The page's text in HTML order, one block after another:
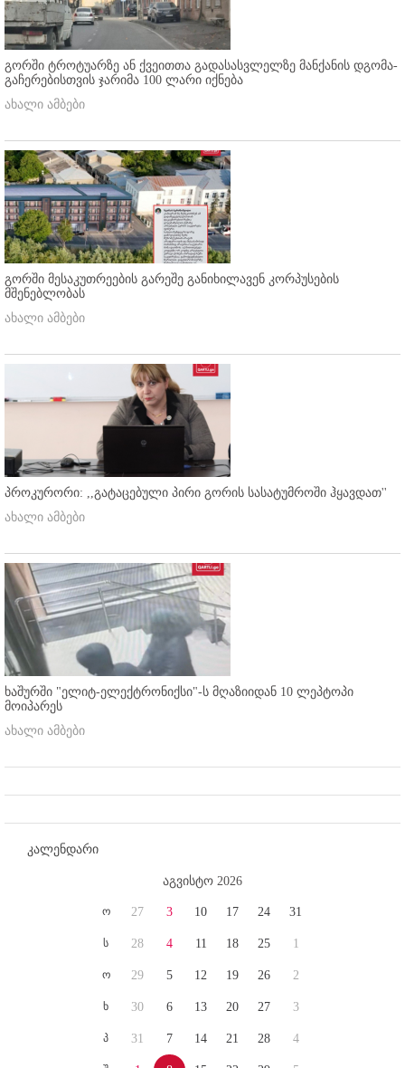
გორში ტროტუარზე ან ქვეითთა გადასასვლელზე მანქანის დგომა-
გაჩერებისთვის ჯარიმა 100 ლარი იქნება
ახალი ამბები
გორში მესაკუთრეების გარეშე განიხილავენ კორპუსების
მშენებლობას
ახალი ამბები
პროკურორი: ,,გატაცებული პირი გორის სასატუმროში ჰყავდათ''
ახალი ამბები
ხაშურში "ელიტ-ელექტრონიქსი"-ს მღაზიიდან 10 ლეპტოპი
მოიპარეს
ახალი ამბები
კალენდარი
აგვისტო 2026
ო
ს
ო
ხ
პ
27
28
29
30
31
3
4
5
6
7
10
11
12
13
14
17
18
19
20
21
24
25
26
27
28
31
1
2
3
4